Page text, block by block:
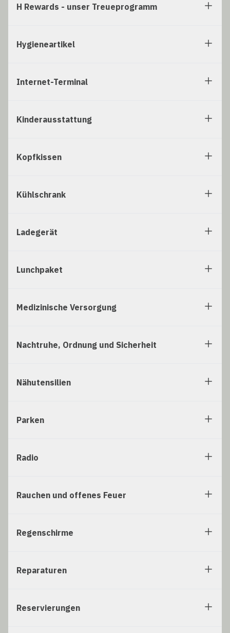
H Rewards - unser Treueprogramm
Hygieneartikel
Internet-Terminal
Kinderausstattung
Kopfkissen
Kühlschrank
Ladegerät
Lunchpaket
Medizinische Versorgung
Nachtruhe, Ordnung und Sicherheit
Nähutensilien
Parken
Radio
Rauchen und offenes Feuer
Regenschirme
Reparaturen
Reservierungen